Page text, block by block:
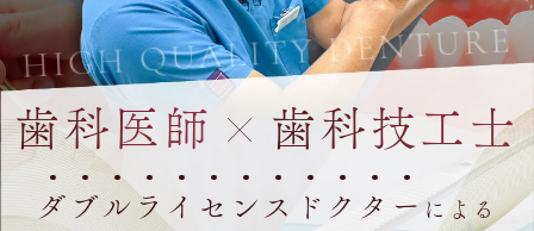
歯科医師 歯科技工士
ダ ブルラ イ セ ン ス ド ク タ ー による
HIGH QUALITY DENTURE